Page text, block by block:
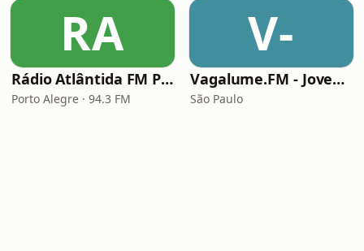
RA
Rádio Atlântida FM Porto Alegre
Porto Alegre · 94.3 FM
V-
Vagalume.FM - Jovem Guarda
São Paulo